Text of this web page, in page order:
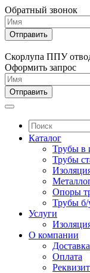
Обратный звонок
Скорлупа ППУ
Оформить запрос
Поиск:
Каталог
Трубы в
Трубы
Опоры
Трубы б/
Услуги
О компании
Доставка
Оплата